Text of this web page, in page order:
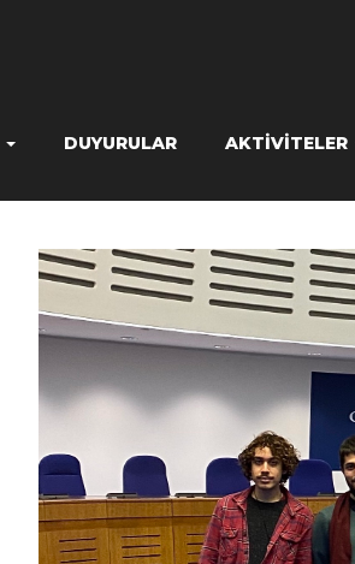
DUYURULAR AKTIVITELER